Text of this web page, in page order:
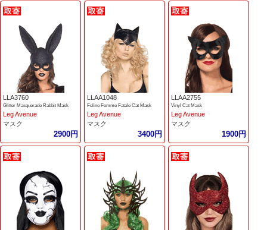
LLA3760
Glitter Masquerade Rabbit Mask
Leg Avenue
マスク
2900円
LLAA1048
Feline Femme Fatale Cat Mask
Leg Avenue
マスク
3400円
LLAA2755
Vinyl Cat Mask
Leg Avenue
マスク
1900円